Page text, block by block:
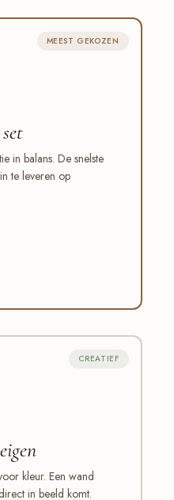
MEEST GEKOZEN
in balans. De snelste
te leveren op
CREATIEF
kleur. Een wand
in beeld komt.